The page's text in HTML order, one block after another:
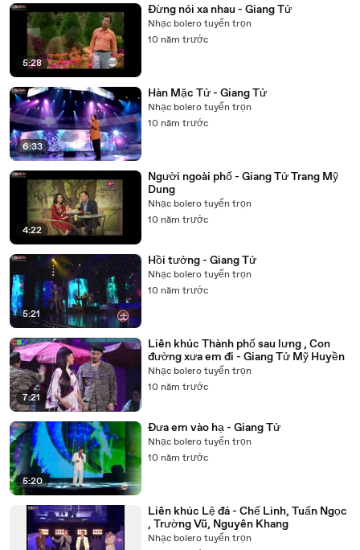
5:28
Đừng nói xa nhau - Giang Tử
Nhạc bolero tuyển trọn
10 năm trước
6:33
Hàn Mặc Tử - Giang Tử
Nhạc bolero tuyển trọn
10 năm trước
4:22
Người ngoài phố - Giang Tử Trang Mỹ
Dung
Nhạc bolero tuyển trọn
10 năm trước
5:21
Hồi tưởng - Giang Tử
Nhạc bolero tuyển trọn
10 năm trước
7:21
Liên khúc Thành phố sau lưng , Con
đường xưa em đi - Giang Tử Mỹ Huyền
Nhạc bolero tuyển trọn
10 năm trước
5:20
Đưa em vào hạ - Giang Tử
Nhạc bolero tuyển trọn
10 năm trước
Liên khúc Lệ đá - Chế Linh, Tuấn Ngọc
, Trường Vũ, Nguyên Khang
Nhạc bolero tuyển trọn